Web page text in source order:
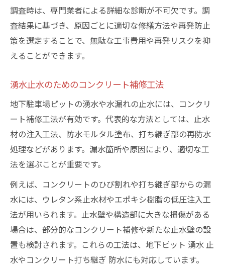
調査時は、専門業者による詳細な診断が不可欠です。調
査結果に基づき、原因ごとに適切な修繕方法や再発防止
策を選定することで、無駄な工事費用や再発リスクを抑
えることができます。
湧水止水のためのコンクリート補修工法
地下駐車場ピットの湧水や水漏れの止水には、コンクリ
ート補修工法が有効です。代表的な方法としては、止水
材の注入工法、防水モルタル塗布、打ち継ぎ部の再防水
処理などがあります。漏水箇所や原因により、適切な工
法を選ぶことが重要です。
例えば、コンクリートのひび割れや打ち継ぎ部からの漏
水には、ウレタン系止水材やエポキシ樹脂の低圧注入工
法が用いられます。止水壁や構造部に大きな損傷がある
場合は、部分的なコンクリート補修や新たな止水壁の設
置も検討されます。これらの工法は、地下ピット 湧水 止
水やコンクリート打ち継ぎ 防水にも対応しています。